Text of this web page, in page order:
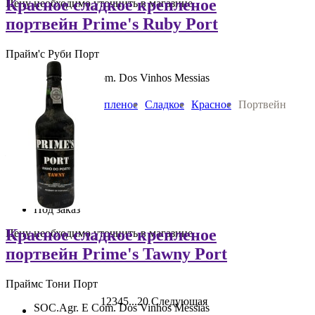
Цену необходимо уточнить в магазине
Красное сладкое крепленое
портвейн Prime's Ruby Port
Прайм'с Руби Порт
SOC.Agr. E Com. Dos Vinhos Messias
Вино: Крепленое Сладкое Красное Портвейн
0.75 л 19 % алк
Португалия Дору
руб.
В корзину
Под заказ
Цену необходимо уточнить в магазине
Красное сладкое крепленое
портвейн Prime's Tawny Port
Праймс Тони Порт
SOC.Agr. E Com. Dos Vinhos Messias
1 2345...20 Следующая